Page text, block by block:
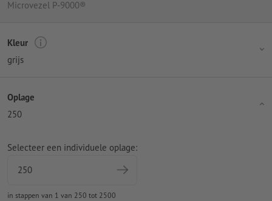
Microvezel P-9000®
Kleur
grijs
Oplage
250
Selecteer een individuele oplage:
in stappen van 1 van 250 tot 2500